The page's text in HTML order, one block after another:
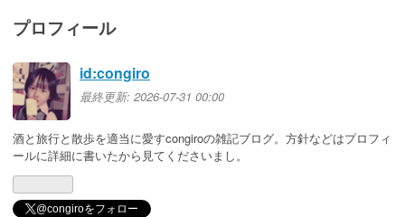
プロフィール
id:congiro
最終更新: 2026-07-31 00:00
酒と旅行と散歩を適当に愛すcongiroの雑記ブログ。方針などはプロフィ
ールに詳細に書いたから見てくださいまし。
@congiroをフォロー